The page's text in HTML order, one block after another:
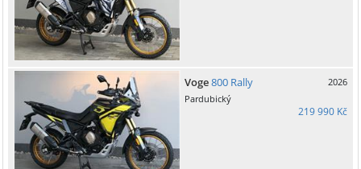
Voge800 Rally
2026
Pardubický
219 990 Kč